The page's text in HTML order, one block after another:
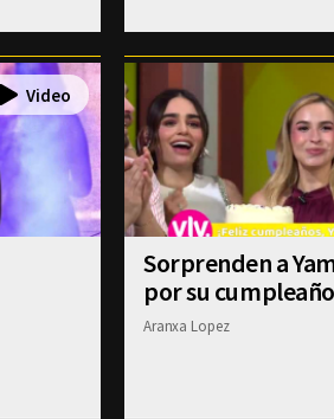
Sorprenden a
por su
Aranxa Lopez